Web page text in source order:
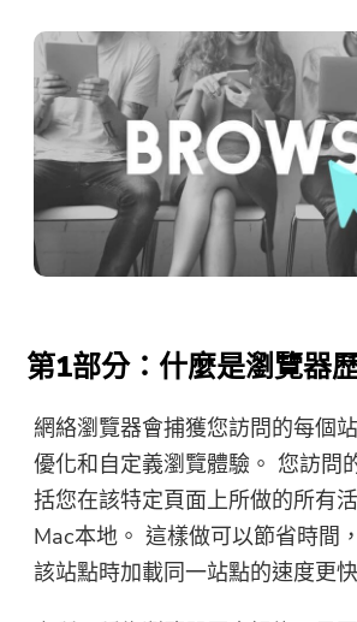
第1部分：什麼是瀏覽器
網絡瀏覽器會捕獲您訪問的每個
優化和自定義瀏覽體驗。 您訪問
括您在該特定頁面上所做的所有
Mac本地。 這樣做可以節省時間
該站點時加載同一站點的速度更快